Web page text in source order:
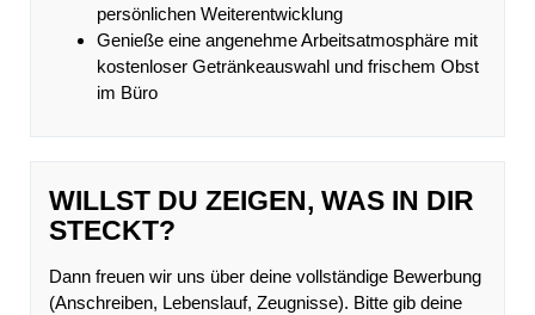
persönlichen Weiterentwicklung
Genieße eine angenehme Arbeitsatmosphäre mit
kostenloser Getränkeauswahl und frischem Obst
im Büro
WILLST DU ZEIGEN, WAS IN DIR
STECKT?
Dann freuen wir uns über deine vollständige Bewerbung
(Anschreiben, Lebenslauf, Zeugnisse). Bitte gib deine